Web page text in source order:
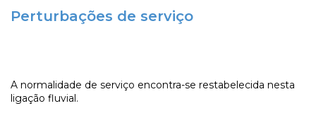
Perturbações de serviço
A normalidade de serviço encontra-se restabelecida nesta
ligação fluvial.